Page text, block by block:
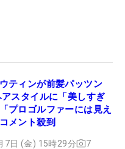
ティンが前髪パッツン
スタイルに「美しすぎ
プロゴルファーには見え
メント殺到
7日 (金) 15時29分 7